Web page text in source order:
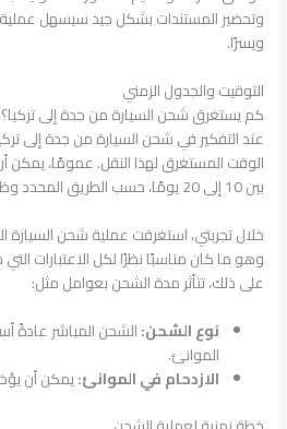
وتحضير المستندات بشكل جيد سيسهل عملية
ويسرًا.
التوقيت والجدول الزمني
كم يستغرق شحن السيارة من جدة إلى تركيا؟
عند التفكير في شحن السيارة من جدة إلى
الوقت المستغرق لهذا النقل. عمومًا،
بين 10 إلى 20 يومًا، حسب الطريق المحدد وظروف الطقس.
خلال تجربتي، استغرقت عملية شحن السيارة
وهو ما كان مناسبًا نظرًا لكل الاعتبارات
على ذلك، تتأثر مدة الشحن بعوامل مثل:
نوع الشحن:الشحن المباشر عادةً
الموانئ.
الازدحام في الموانئ:يمكن أن